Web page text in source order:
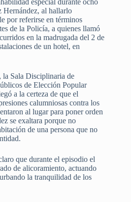
especial durante ocho
Hernández, al hallarlo
por referirse en términos
de la Policía, a quienes llamó
en la madrugada del 2 de
de un hotel, en
la Sala Disciplinaria de
de Elección Popular
a la certeza de que el
calumniosas contra los
al lugar para poner orden
se exaltara porque no
de una persona que no
que durante el episodio el
de alicoramiento, actuando
la tranquilidad de los